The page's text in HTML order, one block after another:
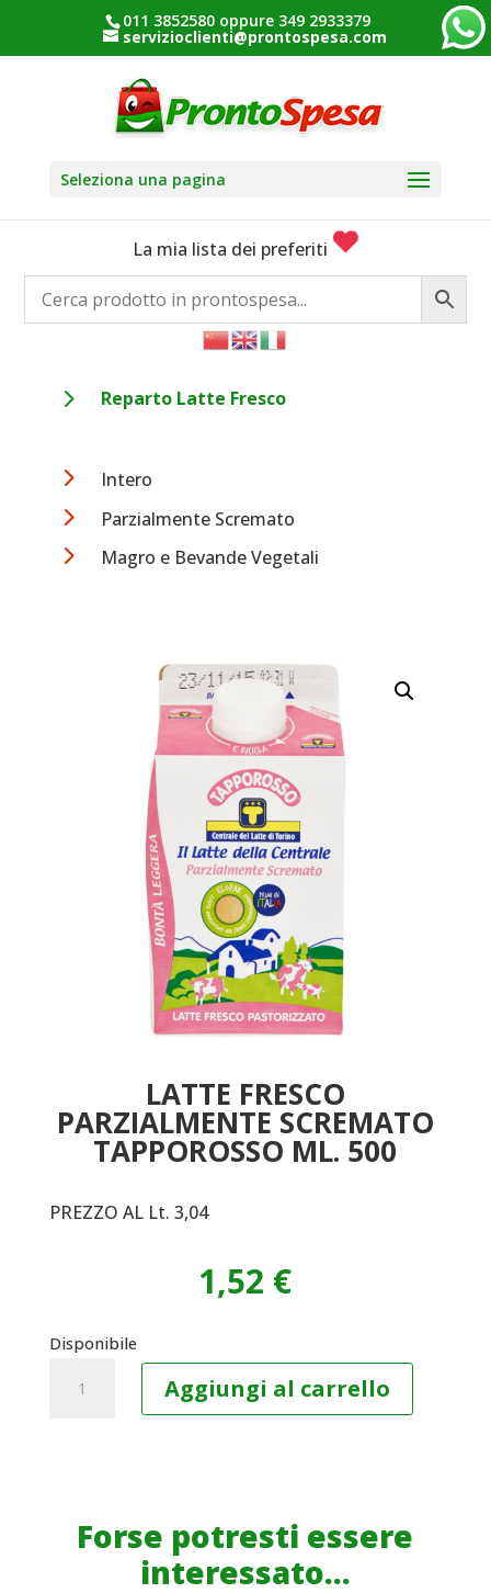
011 3852580 oppure 349 2933379
servizioclienti@prontospesa.com
Seleziona una pagina
La mia lista dei preferiti
5 Reparto Latte Fresco
5 Intero
5 Parzialmente Scremato
5 Magro e Bevande Vegetali
LATTE FRESCO
PARZIALMENTE SCREMATO
TAPPOROSSO ML. 500
PREZZO AL Lt. 3,04
1,52 €
Disponibile
FRESCO
Aggiungi al carrello
Forse potresti essere
interessato...